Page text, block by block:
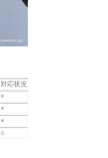
対応状況
×
×
×
○